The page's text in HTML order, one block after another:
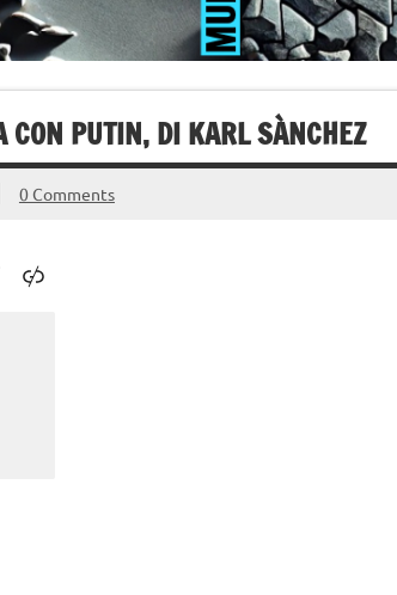
CON PUTIN, DI KARL SÀNCHEZ
0 Comments